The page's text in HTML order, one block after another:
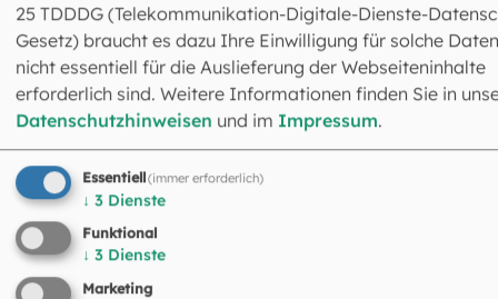
© Kwangmoozaa /
Veranstaltungen
Bildungswerke und Pfarreien in unserem
Erzbistum greifen aktuelle Fragen aus
vielfältigen Veranstaltungen wie Vorträgen und
Diskussionen ein. Informieren Sie sich hier über
aktuelle Termine in Ihrer Nähe.
25 TDDDG (Telekommunikation-Digitale-Dienste-
Gesetz) braucht es dazu Ihre Einwilligung für solche
nicht essentiell für die Auslieferung der Webseiteninhalte
erforderlich sind. Weitere Informationen finden Sie in
Datenschutzhinweisen und im Impressum.
Essentiell(immer erforderlich)
↓ 3 Dienste
Funktional
↓ 3 Dienste
Marketing